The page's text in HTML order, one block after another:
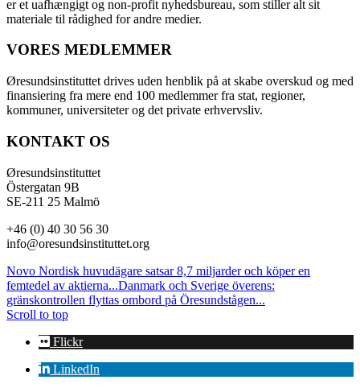
er et uafhængigt og non-profit nyhedsbureau, som stiller alt sit
materiale til rådighed for andre medier.
VORES MEDLEMMER
Øresundsinstituttet drives uden henblik på at skabe overskud og med
finansiering fra mere end 100 medlemmer fra stat, regioner,
kommuner, universiteter og det private erhvervsliv.
KONTAKT OS
Øresundsinstituttet
Östergatan 9B
SE-211 25 Malmö
+46 (0) 40 30 56 30
info@oresundsinstituttet.org
Novo Nordisk huvudägare satsar 8,7 miljarder och köper en
femtedel av aktierna...Danmark och Sverige överens:
gränskontrollen flyttas ombord på Öresundstågen...
Scroll to top
Flickr
LinkedIn